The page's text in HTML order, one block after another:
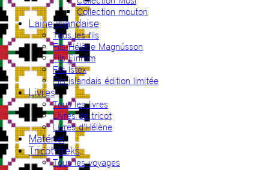
Collection mouton
Laine islandaise
Tous les fils
Fils Hélène Magnússon
Fils Einrúm
Fils Ístex
Fils islandais édition limitée
Livres
Tous les livres
Livres de tricot
Livres d’Hélène
Matériel
Tricot-treks
Tous les voyages